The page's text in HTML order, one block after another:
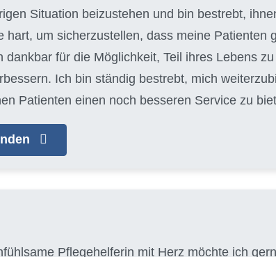
Situation beizustehen und bin bestrebt,
hart, um sicherzustellen, dass meine Patienten
dankbar für die Möglichkeit, Teil ihres Lebens
Ich bin ständig bestrebt, mich
Patienten einen noch besseren Service zu
Pflegehelferin mit Herz möchte ich